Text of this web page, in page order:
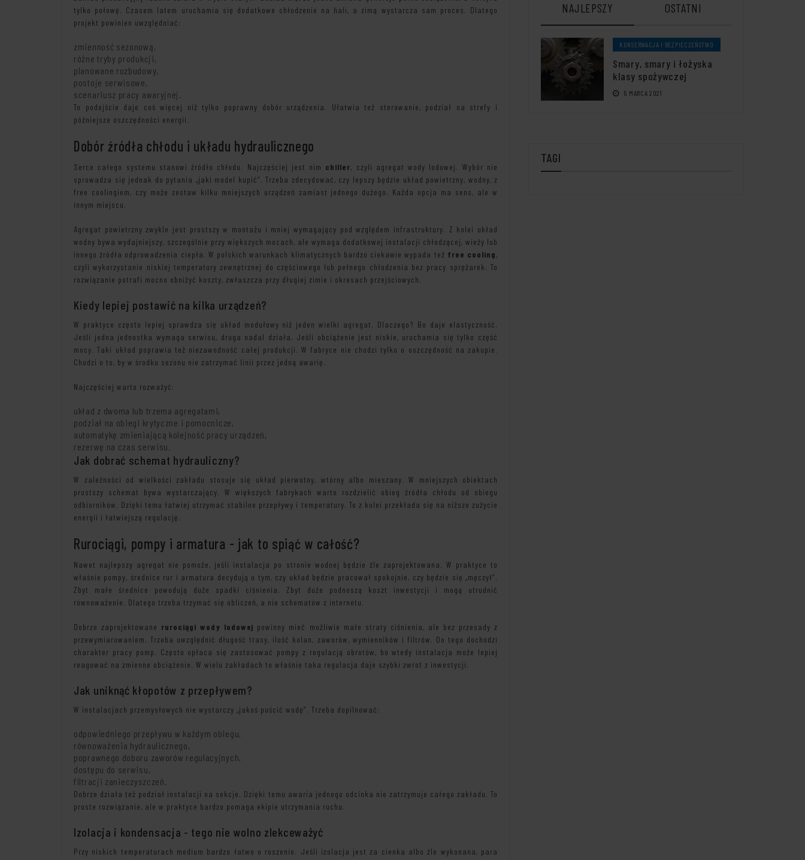
tylko połowę. Czasem latem uruchamia się dodatkowe chłodzenie na hali, a zimą wystarcza sam proces. Dlatego
projekt powinien uwzględniać:
zmienność sezonową,
różne tryby produkcji,
planowane rozbudowy,
postoje serwisowe,
scenariusz pracy awaryjnej.
To podejście daje coś więcej niż tylko poprawny dobór urządzenia. Ułatwia też sterowanie, podział na strefy i
późniejsze oszczędności energii.
Dobór źródła chłodu i układu hydraulicznego
Serce całego systemu stanowi źródło chłodu. Najczęściej jest nim chiller, czyli agregat wody lodowej. Wybór nie
sprowadza się jednak do pytania „jaki model kupić”. Trzeba zdecydować, czy lepszy będzie układ powietrzny, wodny, z
free coolingiem, czy może zestaw kilku mniejszych urządzeń zamiast jednego dużego. Każda opcja ma sens, ale w
innym miejscu.
Agregat powietrzny zwykle jest prostszy w montażu i mniej wymagający pod względem infrastruktury. Z kolei układ
wodny bywa wydajniejszy, szczególnie przy większych mocach, ale wymaga dodatkowej instalacji chłodzącej, wieży lub
innego źródła odprowadzenia ciepła. W polskich warunkach klimatycznych bardzo ciekawie wypada też free cooling,
czyli wykorzystanie niskiej temperatury zewnętrznej do częściowego lub pełnego chłodzenia bez pracy sprężarek. To
rozwiązanie potrafi mocno obniżyć koszty, zwłaszcza przy długiej zimie i okresach przejściowych.
Kiedy lepiej postawić na kilka urządzeń?
W praktyce często lepiej sprawdza się układ modułowy niż jeden wielki agregat. Dlaczego? Bo daje elastyczność.
Jeśli jedna jednostka wymaga serwisu, druga nadal działa. Jeśli obciążenie jest niskie, uruchamia się tylko część
mocy. Taki układ poprawia też niezawodność całej produkcji. W fabryce nie chodzi tylko o oszczędność na zakupie.
Chodzi o to, by w środku sezonu nie zatrzymać linii przez jedną awarię.
Najczęściej warto rozważyć:
układ z dwoma lub trzema agregatami,
podział na obiegi krytyczne i pomocnicze,
automatykę zmieniającą kolejność pracy urządzeń,
rezerwę na czas serwisu.
Jak dobrać schemat hydrauliczny?
W zależności od wielkości zakładu stosuje się układ pierwotny, wtórny albo mieszany. W mniejszych obiektach
prostszy schemat bywa wystarczający. W większych fabrykach warto rozdzielić obieg źródła chłodu od obiegu
odbiorników. Dzięki temu łatwiej utrzymać stabilne przepływy i temperatury. To z kolei przekłada się na niższe zużycie
energii i łatwiejszą regulację.
Rurociągi, pompy i armatura - jak to spiąć w całość?
Nawet najlepszy agregat nie pomoże, jeśli instalacja po stronie wodnej będzie źle zaprojektowana. W praktyce to
właśnie pompy, średnice rur i armatura decydują o tym, czy układ będzie pracował spokojnie, czy będzie się „męczył”.
Zbyt małe średnice powodują duże spadki ciśnienia. Zbyt duże podnoszą koszt inwestycji i mogą utrudnić
równoważenie. Dlatego trzeba trzymać się obliczeń, a nie schematów z internetu.
Dobrze zaprojektowane rurociągi wody lodowej powinny mieć możliwie małe straty ciśnienia, ale bez przesady z
przewymiarowaniem. Trzeba uwzględnić długość trasy, ilość kolan, zaworów, wymienników i filtrów. Do tego dochodzi
charakter pracy pomp. Często opłaca się zastosować pompy z regulacją obrotów, bo wtedy instalacja może lepiej
reagować na zmienne obciążenie. W wielu zakładach to właśnie taka regulacja daje szybki zwrot z inwestycji.
Jak uniknąć kłopotów z przepływem?
W instalacjach przemysłowych nie wystarczy „jakoś puścić wodę”. Trzeba dopilnować:
odpowiedniego przepływu w każdym obiegu,
równoważenia hydraulicznego,
poprawnego doboru zaworów regulacyjnych,
dostępu do serwisu,
filtracji zanieczyszczeń.
Dobrze działa też podział instalacji na sekcje. Dzięki temu awaria jednego odcinka nie zatrzymuje całego zakładu. To
proste rozwiązanie, ale w praktyce bardzo pomaga ekipie utrzymania ruchu.
Izolacja i kondensacja - tego nie wolno zlekceważyć
Przy niskich temperaturach medium bardzo łatwo o roszenie. Jeśli izolacja jest za cienka albo źle wykonana, para
NAJLEPSZY OSTATNI
KONSERWACJA I BEZPIECZEŃSTWO
Smary, smary i łożyska
klasy spożywczej
5 MARCA 2021
TAGI